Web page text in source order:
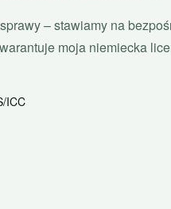
– stawiamy na
moja niemiecka
ICC